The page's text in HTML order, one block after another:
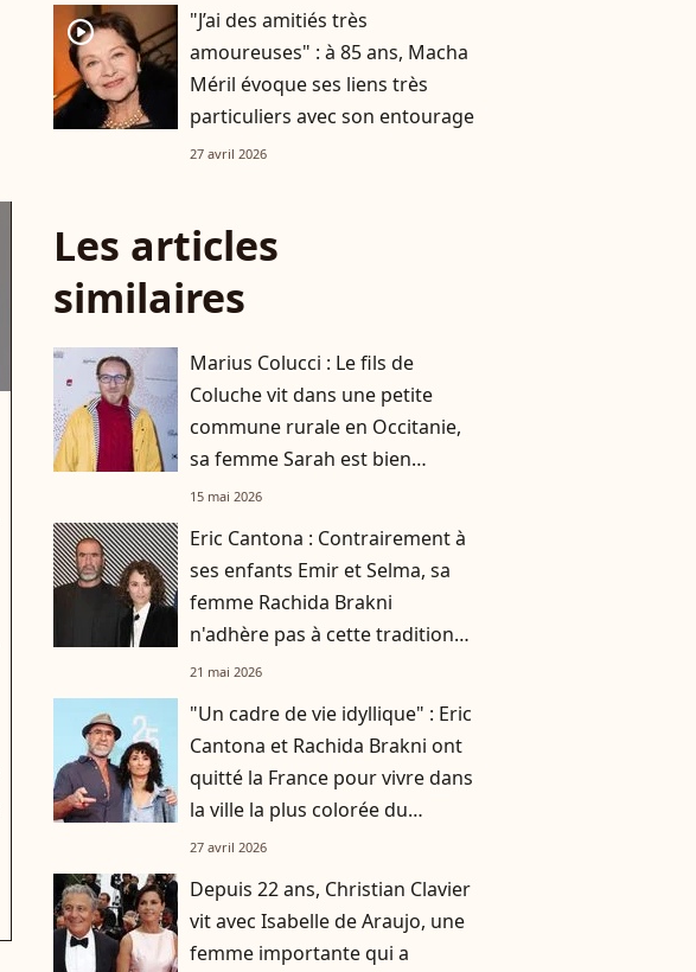
player2
"J’ai des amitiés très
amoureuses" : à 85 ans, Macha
Méril évoque ses liens très
particuliers avec son entourage
27 avril 2026
Les articles
similaires
Marius Colucci : Le fils de
Coluche vit dans une petite
commune rurale en Occitanie,
sa femme Sarah est bien
connue des habitants
15 mai 2026
Eric Cantona : Contrairement à
ses enfants Emir et Selma, sa
femme Rachida Brakni
n'adhère pas à cette tradition
familiale, "je tente de lui faire
21 mai 2026
"Un cadre de vie idyllique" : Eric
Cantona et Rachida Brakni ont
quitté la France pour vivre dans
la ville la plus colorée du
monde
27 avril 2026
Depuis 22 ans, Christian Clavier
vit avec Isabelle de Araujo, une
femme importante qui a